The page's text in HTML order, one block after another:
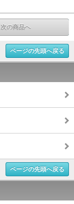
次の商品へ
ページの先頭へ戻る
ページの先頭へ戻る